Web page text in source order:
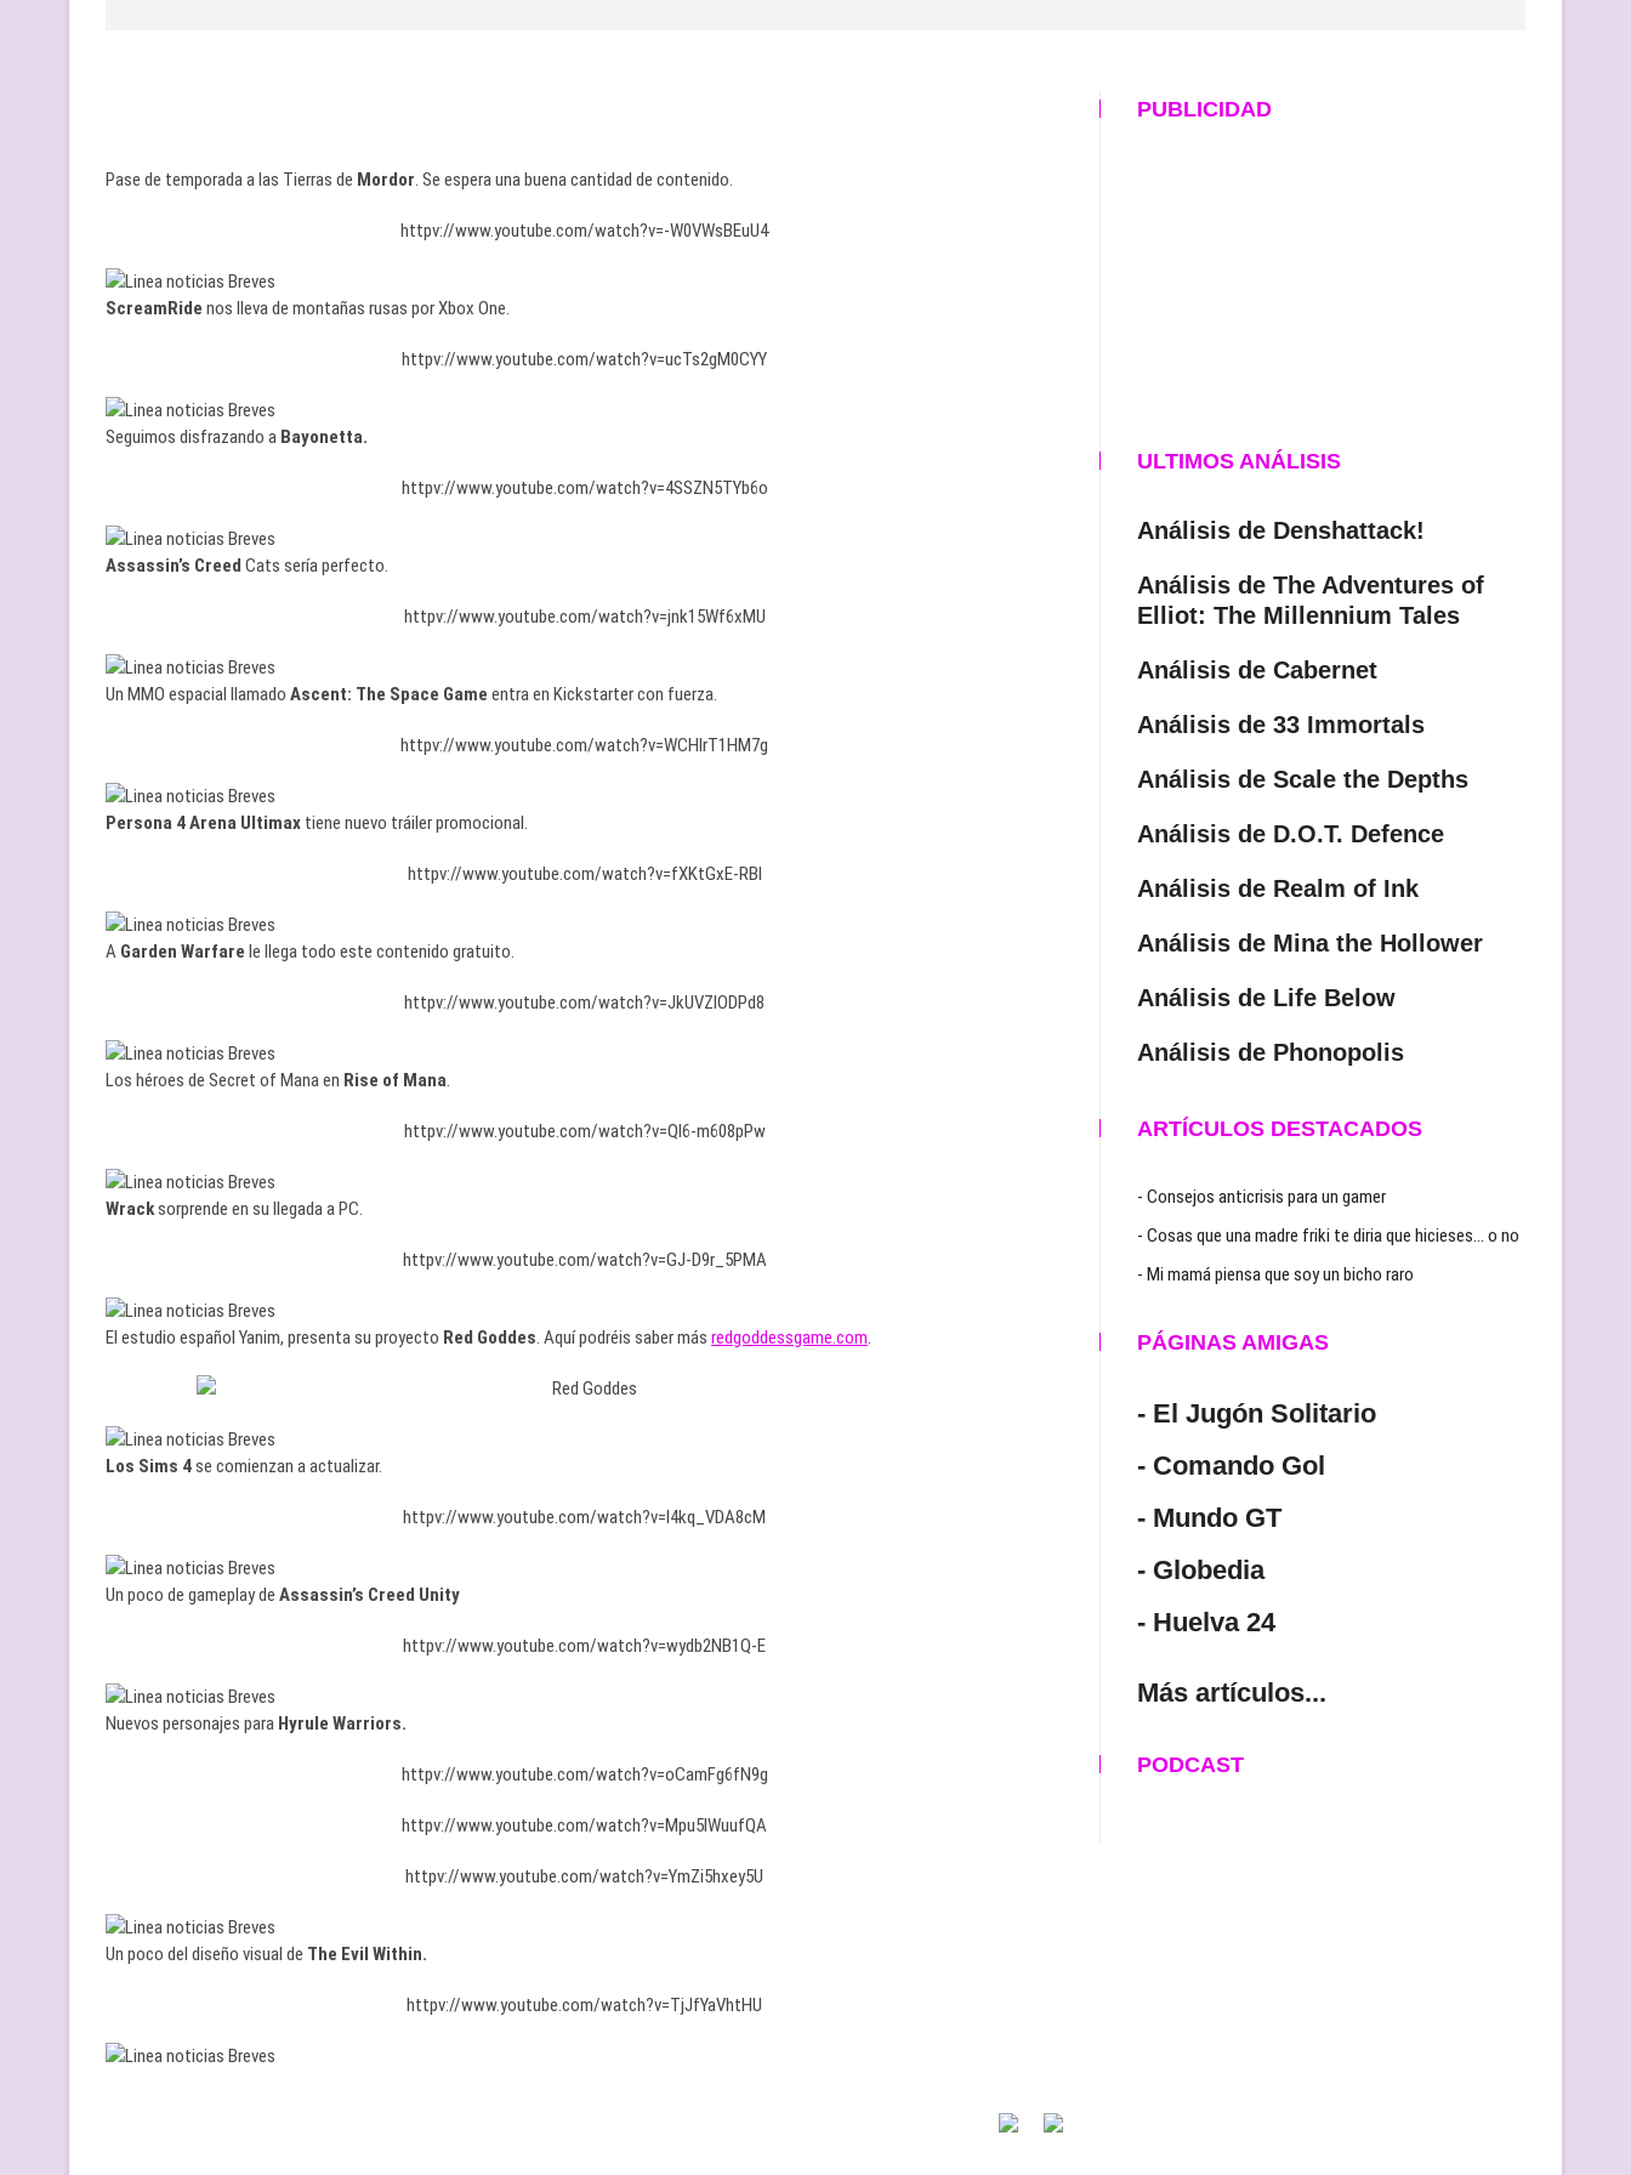
Pase de temporada a las Tierras de Mordor. Se espera una buena cantidad de contenido.
httpv://www.youtube.com/watch?v=-W0VWsBEuU4
ScreamRide nos lleva de montañas rusas por Xbox One.
httpv://www.youtube.com/watch?v=ucTs2gM0CYY
Seguimos disfrazando a Bayonetta.
httpv://www.youtube.com/watch?v=4SSZN5TYb6o
Assassin’s Creed Cats sería perfecto.
httpv://www.youtube.com/watch?v=jnk15Wf6xMU
Un MMO espacial llamado Ascent: The Space Game entra en Kickstarter con fuerza.
httpv://www.youtube.com/watch?v=WCHlrT1HM7g
Persona 4 Arena Ultimax tiene nuevo tráiler promocional.
httpv://www.youtube.com/watch?v=fXKtGxE-RBI
A Garden Warfare le llega todo este contenido gratuito.
httpv://www.youtube.com/watch?v=JkUVZlODPd8
Los héroes de Secret of Mana en Rise of Mana.
httpv://www.youtube.com/watch?v=QI6-m608pPw
Wracksorprende en su llegada a PC.
httpv://www.youtube.com/watch?v=GJ-D9r_5PMA
El estudio español Yanim, presenta su proyecto Red Goddes. Aquí podréis saber más redgoddessgame.com.
Los Sims 4se comienzan a actualizar.
httpv://www.youtube.com/watch?v=I4kq_VDA8cM
Un poco de gameplay de Assassin’s Creed Unity
httpv://www.youtube.com/watch?v=wydb2NB1Q-E
Nuevos personajes para Hyrule Warriors.
httpv://www.youtube.com/watch?v=oCamFg6fN9g
httpv://www.youtube.com/watch?v=Mpu5IWuufQA
httpv://www.youtube.com/watch?v=YmZi5hxey5U
Un poco del diseño visual de The Evil Within.
httpv://www.youtube.com/watch?v=TjJfYaVhtHU
PUBLICIDAD
ULTIMOS ANÁLISIS
Análisis de Denshattack!
Análisis de The Adventures of
Elliot: The Millennium Tales
Análisis de Cabernet
Análisis de 33 Immortals
Análisis de Scale the Depths
Análisis de D.O.T. Defence
Análisis de Realm of Ink
Análisis de Mina the Hollower
Análisis de Life Below
Análisis de Phonopolis
ARTÍCULOS DESTACADOS
- Consejos anticrisis para un gamer
- Cosas que una madre friki te diria que hicieses… o no
- Mi mamá piensa que soy un bicho raro
PÁGINAS AMIGAS
- El Jugón Solitario
- Comando Gol
- Mundo GT
- Globedia
- Huelva 24
Más artículos...
PODCAST